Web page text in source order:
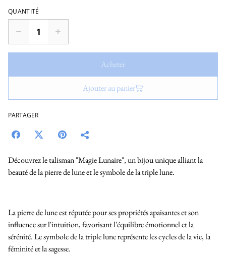
QUANTITÉ
Acheter
Ajouter au panier
PARTAGER
Découvrez le talisman "Magie Lunaire", un bijou unique alliant la
beauté de la pierre de lune et le symbole de la triple lune.
La pierre de lune est réputée pour ses propriétés apaisantes et son
influence sur l'intuition, favorisant l'équilibre émotionnel et la
sérénité. Le symbole de la triple lune représente les cycles de la vie, la
féminité et la sagesse.